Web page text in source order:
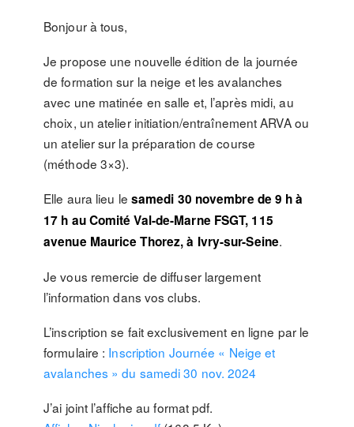
Bonjour à tous,
Je propose une nouvelle édition de la journée
de formation sur la neige et les avalanches
avec une matinée en salle et, l’après midi, au
choix, un atelier initiation/entraînement ARVA ou
un atelier sur la préparation de course
(méthode 3×3).
Elle aura lieu le samedi 30 novembre de 9 h à
17 h au Comité Val-de-Marne FSGT, 115
avenue Maurice Thorez, à Ivry-sur-Seine.
Je vous remercie de diffuser largement
l’information dans vos clubs.
L’inscription se fait exclusivement en ligne par le
formulaire : Inscription Journée « Neige et
avalanches » du samedi 30 nov. 2024
J’ai joint l’affiche au format pdf.